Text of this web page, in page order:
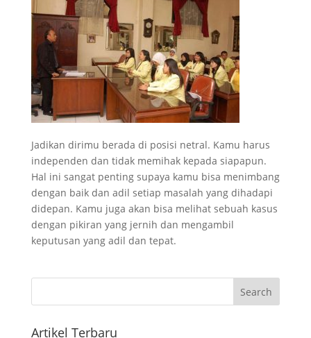
Jadikan dirimu berada di posisi netral. Kamu harus
independen dan tidak memihak kepada siapapun.
Hal ini sangat penting supaya kamu bisa menimbang
dengan baik dan adil setiap masalah yang dihadapi
didepan. Kamu juga akan bisa melihat sebuah kasus
dengan pikiran yang jernih dan mengambil
keputusan yang adil dan tepat.
Artikel Terbaru